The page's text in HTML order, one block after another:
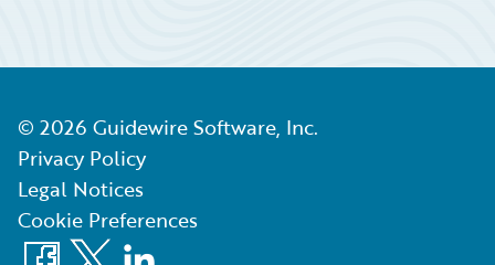
© 2026 Guidewire Software, Inc.
Privacy Policy
Legal Notices
Cookie Preferences
Facebook
X LinkedIn